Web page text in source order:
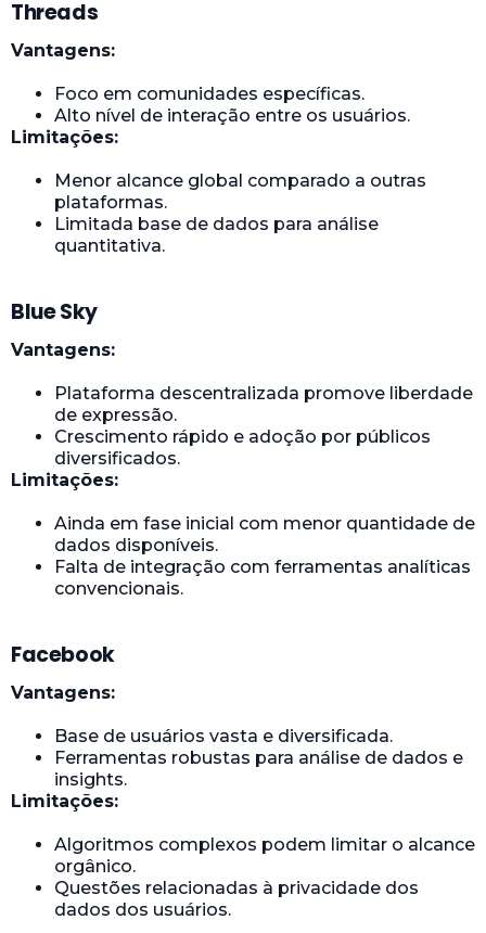
Threads
Vantagens:
Foco em comunidades específicas.
Alto nível de interação entre os usuários.
Limitações:
Menor alcance global comparado a outras
plataformas.
Limitada base de dados para análise
quantitativa.
Blue Sky
Vantagens:
Plataforma descentralizada promove liberdade
de expressão.
Crescimento rápido e adoção por públicos
diversificados.
Limitações:
Ainda em fase inicial com menor quantidade de
dados disponíveis.
Falta de integração com ferramentas analíticas
convencionais.
Facebook
Vantagens:
Base de usuários vasta e diversificada.
Ferramentas robustas para análise de dados e
insights.
Limitações:
Algoritmos complexos podem limitar o alcance
orgânico.
Questões relacionadas à privacidade dos
dados dos usuários.